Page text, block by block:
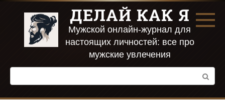
Перейти
контенту
ДЕЛАЙ КАК Я
Мужской онлайн-журнал для
настоящих личностей: все про
мужские увлечения
Поиск: